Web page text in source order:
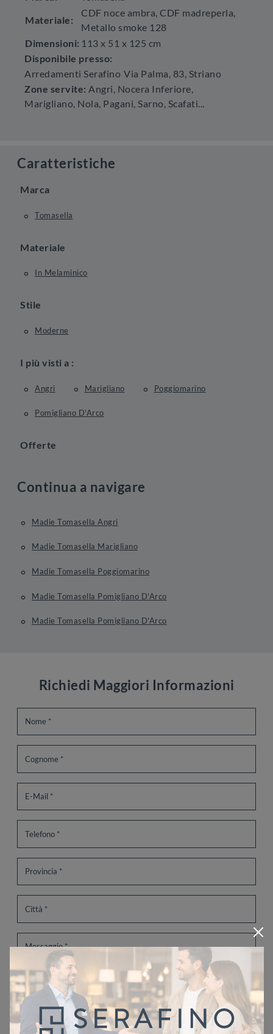
Materiale:
CDF noce ambra, CDF madreperla,
Metallo smoke 128
Dimensioni: 113 x 51 x 125 cm
Disponibile presso:
Arredamenti Serafino Via Palma, 83, Striano
Zone servite: Angri, Nocera Inferiore,
Marigliano, Nola, Pagani, Sarno, Scafati...
Caratteristiche
Marca
Tomasella
Materiale
In Melaminico
Stile
Moderne
I più visti a :
Angri Marigliano Poggiomarino
Pomigliano D'Arco
Offerte
Continua a navigare
Madie Tomasella Angri
Madie Tomasella Marigliano
Madie Tomasella Poggiomarino
Madie Tomasella Pomigliano D'Arco
Madie Tomasella Pomigliano D'Arco
Richiedi Maggiori Informazioni
Ho letto l'informativa sulla Privacy Policy